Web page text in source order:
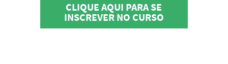
CLIQUE AQUI PARA SE
INSCREVER NO CURSO